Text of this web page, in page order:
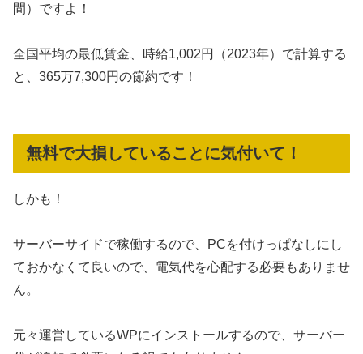
間）ですよ！
全国平均の最低賃金、時給1,002円（2023年）で計算する
と、365万7,300円の節約です！
無料で大損していることに気付いて！
しかも！
サーバーサイドで稼働するので、PCを付けっぱなしにし
ておかなくて良いので、電気代を心配する必要もありませ
ん。
元々運営しているWPにインストールするので、サーバー